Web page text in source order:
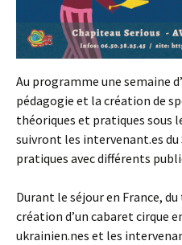
Au programme une semaine
pédagogie et la création de
théoriques et pratiques sous
suivront les intervenant.es du
pratiques avec différents
Durant le séjour en France,
création d’un cabaret cirque
ukrainien.nes et les